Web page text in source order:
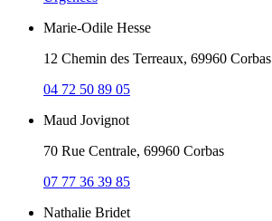
Marie-Odile Hesse
12 Chemin des Terreaux, 69960 Corbas
04 72 50 89 05
Maud Jovignot
70 Rue Centrale, 69960 Corbas
07 77 36 39 85
Nathalie Bridet